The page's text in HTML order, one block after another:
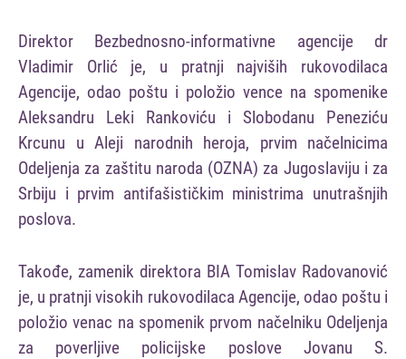
Direktor Bezbednosno-informativne agencije dr
Vladimir Orlić je, u pratnji najviših rukovodilaca
Agencije, odao poštu i položio vence na spomenike
Aleksandru Leki Rankoviću i Slobodanu Peneziću
Krcunu u Aleji narodnih heroja, prvim načelnicima
Odeljenja za zaštitu naroda (OZNA) za Jugoslaviju i za
Srbiju i prvim antifašističkim ministrima unutrašnjih
poslova.
Takođe, zamenik direktora BIA Tomislav Radovanović
je, u pratnji visokih rukovodilaca Agencije, odao poštu i
položio venac na spomenik prvom načelniku Odeljenja
za poverljive policijske poslove Jovanu S.